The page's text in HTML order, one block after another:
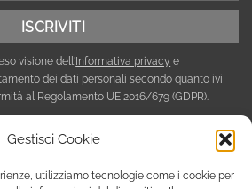
Gestisci Cookie
utilizziamo tecnologie come i cookie per
visione dell' Informativa privacy e
dei dati personali secondo quanto ivi
al Regolamento UE 2016/679 (GDPR).